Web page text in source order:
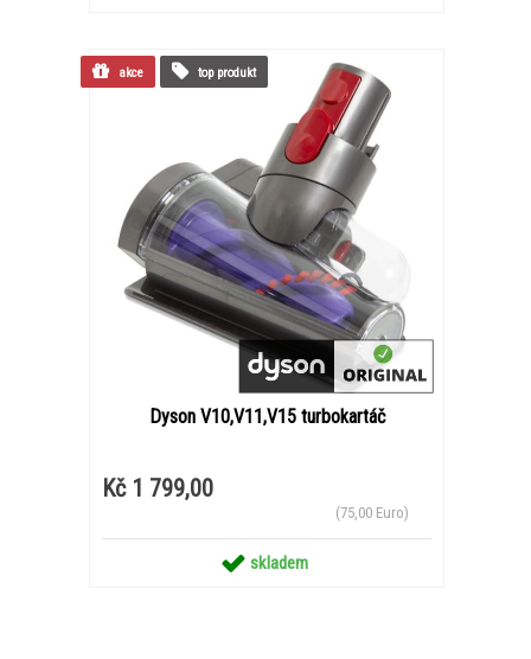
Dyson V10,V11,V15 turbokartáč
Kč 1 799,00
(75,00 Euro)
skladem
akce top produkt